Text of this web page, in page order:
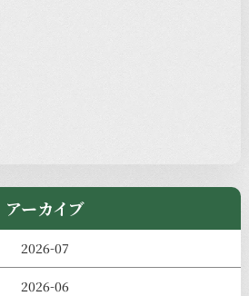
アーカイブ
2026-07
2026-06